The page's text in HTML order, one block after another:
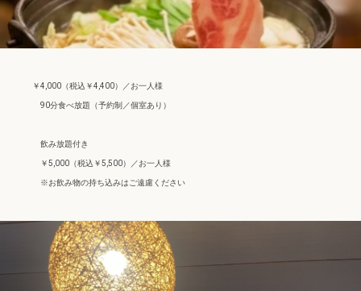
￥4,000（税込￥4,400）／お一人様
90分食べ放題（予約制／個室あり）
飲み放題付き
￥5,000（税込￥5,500）／お一人様
※お飲み物の持ち込みはご遠慮ください